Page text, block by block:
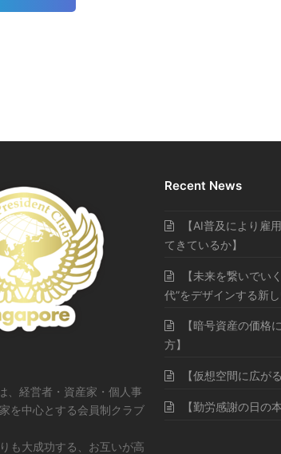
、経営者・資産家・個人事
を中心とする会員制クラブ
も大成功する、お互いが高
Recent News
【AI普及により雇
てきているか】
【未来を繋いで
代”をデザインする新
【暗号資産の価格
方】
【仮想空間に広が
【勤労感謝の日の